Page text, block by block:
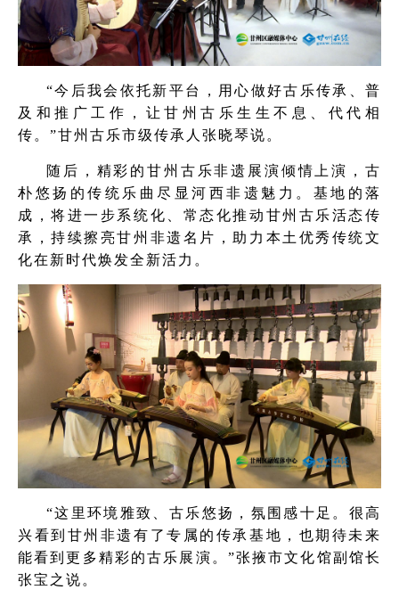
“今后我会依托新平台，用心做好古乐传承、普
及和推广工作，让甘州古乐生生不息、代代相
传。”甘州古乐市级传承人张晓琴说。
随后，精彩的甘州古乐非遗展演倾情上演，古
朴悠扬的传统乐曲尽显河西非遗魅力。基地的落
成，将进一步系统化、常态化推动甘州古乐活态传
承，持续擦亮甘州非遗名片，助力本土优秀传统文
化在新时代焕发全新活力。
“这里环境雅致、古乐悠扬，氛围感十足。很高
兴看到甘州非遗有了专属的传承基地，也期待未来
能看到更多精彩的古乐展演。”张掖市文化馆副馆长
张宝之说。